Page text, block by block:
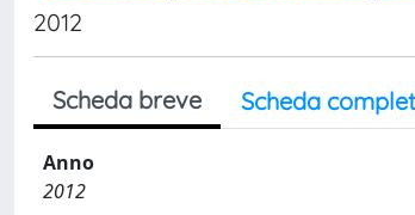
2012
Scheda breve Scheda
Anno
2012